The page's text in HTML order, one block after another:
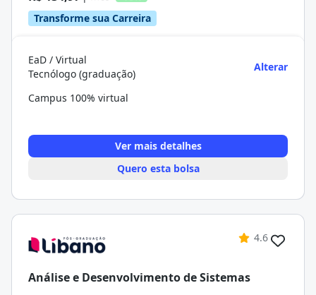
Transforme sua Carreira
EaD / Virtual
Tecnólogo (graduação)
Alterar
Campus 100% virtual
Ver mais detalhes
Quero esta bolsa
4.6
Análise e Desenvolvimento de Sistemas